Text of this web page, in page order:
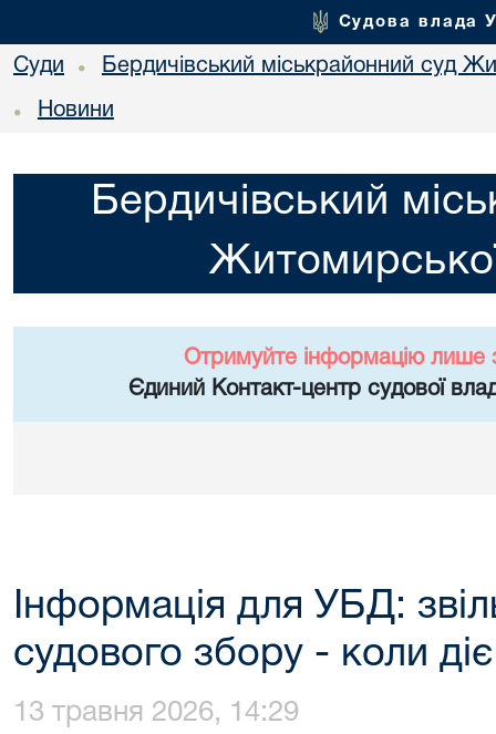
Судова влада
Суди • Бердичівський міськрайонний суд
• Новини
Бердичівський
Отримуйте інформацію лише
Єдиний Контакт-центр судової
Інформація для УБД:
судового збору - коли діє
13 травня 2026, 14:29